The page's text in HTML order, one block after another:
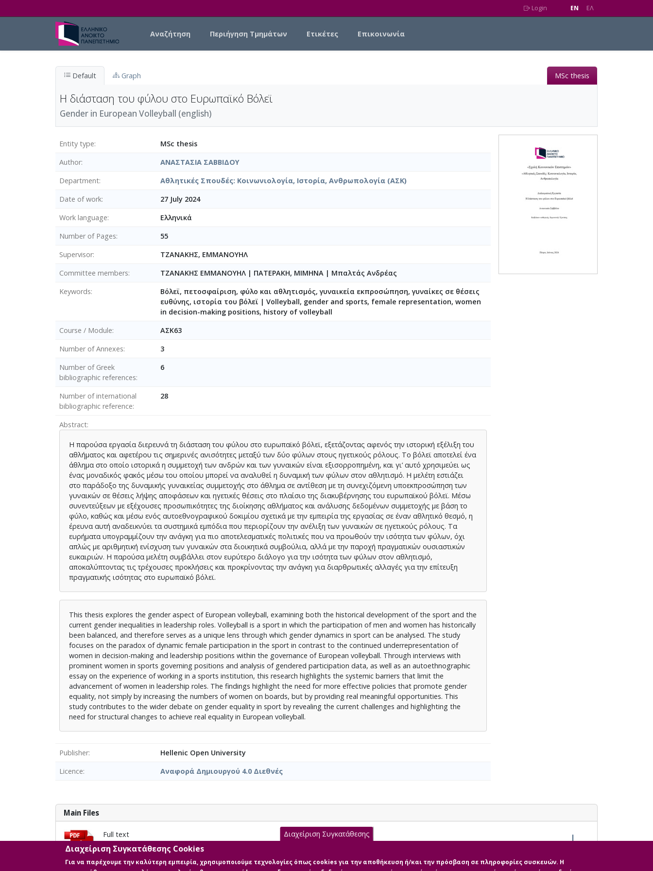
Login EN EΛ
Αναζήτηση Περιήγηση Τμημάτων Ετικέτες Επικοινωνία
Default Graph MSc thesis
Η διάσταση του φύλου στο Ευρωπαϊκό Βόλεϊ
Gender in European Volleyball (english)
Entity type
MSc thesis
Author
ΑΝΑΣΤΑΣΙΑ ΣΑΒΒΙΔΟΥ
Department
Αθλητικές Σπουδές: Κοινωνιολογία, Ιστορία, Ανθρωπολογία (ΑΣΚ)
Date of work
27 July 2024
Work language
Ελληνικά
Number of Pages
55
Supervisor
ΤΖΑΝΑΚΗΣ, ΕΜΜΑΝΟΥΗΛ
Committee members
ΤΖΑΝΑΚΗΣ ΕΜΜΑΝΟΥΗΛ | ΠΑΤΕΡΑΚΗ, ΜΙΜΗΝΑ | Μπαλτάς Ανδρέας
Keywords
Βόλεϊ, πετοσφαίριση, φύλο και αθλητισμός, γυναικεία εκπροσώπηση, γυναίκες σε θέσεις
ευθύνης, ιστορία του βόλεϊ | Volleyball, gender and sports, female representation, women
in decision-making positions, history of volleyball
Course / Module
ΑΣΚ63
Number of Annexes
3
Number of Greek
bibliographic references
6
Number of international
bibliographic reference
28
Abstract
Η παρούσα εργασία διερευνά τη διάσταση του φύλου στο ευρωπαϊκό βόλεϊ, εξετάζοντας αφενός την ιστορική εξέλιξη του
αθλήματος και αφετέρου τις σημερινές ανισότητες μεταξύ των δύο φύλων στους ηγετικούς ρόλους. Το βόλεϊ αποτελεί ένα
άθλημα στο οποίο ιστορικά η συμμετοχή των ανδρών και των γυναικών είναι εξισορροπημένη, και γι’ αυτό χρησιμεύει ως
ένας μοναδικός φακός μέσω του οποίου μπορεί να αναλυθεί η δυναμική των φύλων στον αθλητισμό. Η μελέτη εστιάζει
στο παράδοξο της δυναμικής γυναικείας συμμετοχής στο άθλημα σε αντίθεση με τη συνεχιζόμενη υποεκπροσώπηση των
γυναικών σε θέσεις λήψης αποφάσεων και ηγετικές θέσεις στο πλαίσιο της διακυβέρνησης του ευρωπαϊκού βόλεϊ. Μέσω
συνεντεύξεων με εξέχουσες προσωπικότητες της διοίκησης αθλήματος και ανάλυσης δεδομένων συμμετοχής με βάση το
φύλο, καθώς και μέσω ενός αυτοεθνογραφικού δοκιμίου σχετικά με την εμπειρία της εργασίας σε έναν αθλητικό θεσμό, η
έρευνα αυτή αναδεικνύει τα συστημικά εμπόδια που περιορίζουν την ανέλιξη των γυναικών σε ηγετικούς ρόλους. Τα
ευρήματα υπογραμμίζουν την ανάγκη για πιο αποτελεσματικές πολιτικές που να προωθούν την ισότητα των φύλων, όχι
απλώς με αριθμητική ενίσχυση των γυναικών στα διοικητικά συμβούλια, αλλά με την παροχή πραγματικών ουσιαστικών
ευκαιριών. Η παρούσα μελέτη συμβάλλει στον ευρύτερο διάλογο για την ισότητα των φύλων στον αθλητισμό,
αποκαλύπτοντας τις τρέχουσες προκλήσεις και προκρίνοντας την ανάγκη για διαρθρωτικές αλλαγές για την επίτευξη
πραγματικής ισότητας στο ευρωπαϊκό βόλεϊ.
This thesis explores the gender aspect of European volleyball, examining both the historical development of the sport and the
current gender inequalities in leadership roles. Volleyball is a sport in which the participation of men and women has historically
been balanced, and therefore serves as a unique lens through which gender dynamics in sport can be analysed. The study
focuses on the paradox of dynamic female participation in the sport in contrast to the continued underrepresentation of
women in decision-making and leadership positions within the governance of European volleyball. Through interviews with
prominent women in sports governing positions and analysis of gendered participation data, as well as an autoethnographic
essay on the experience of working in a sports institution, this research highlights the systemic barriers that limit the
advancement of women in leadership roles. The findings highlight the need for more effective policies that promote gender
equality, not simply by increasing the numbers of women on boards, but by providing real meaningful opportunities. This
study contributes to the wider debate on gender equality in sport by revealing the current challenges and highlighting the
need for structural changes to achieve real equality in European volleyball.
Publisher
Hellenic Open University
Licence
Αναφορά Δημιουργού 4.0 Διεθνές
Main Files
Full text
Description: std520390_June_2024.pdf (pdf)
Size: 1.0 MB
Διαχείριση Συγκατάθεσης
Διαχείριση Συγκατάθεσης Cookies
Για να παρέχουμε την καλύτερη εμπειρία, χρησιμοποιούμε τεχνολογίες όπως cookies για την αποθήκευση ή/και την πρόσβαση σε πληροφορίες συσκευών. Η